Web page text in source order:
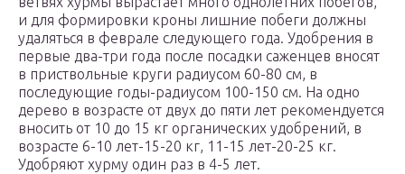
и для формировки кроны лишние побеги должны
удаляться в феврале следующего года. Удобрения в
первые два-три года после посадки саженцев вносят
в приствольные круги радиусом 60-80 см, в
последующие годы-радиусом 100-150 см. На одно
дерево в возрасте от двух до пяти лет рекомендуется
вносить от 10 до 15 кг органических удобрений, в
возрасте 6-10 лет-15-20 кг, 11-15 лет-20-25 кг.
Удобряют хурму один раз в 4-5 лет.